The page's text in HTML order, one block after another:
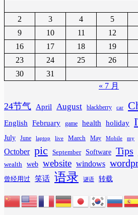
2
3 4 5
9
10 11 12
16
17 18 19
23
24 25 26
30
31
« 7 月
24节气 April August blackberry car
English
February game health holiday
July June laptop live March May Mobile my
October pic September Software Tips
wealth web website windows
曾经用过 笑话 语录 谜语 转载